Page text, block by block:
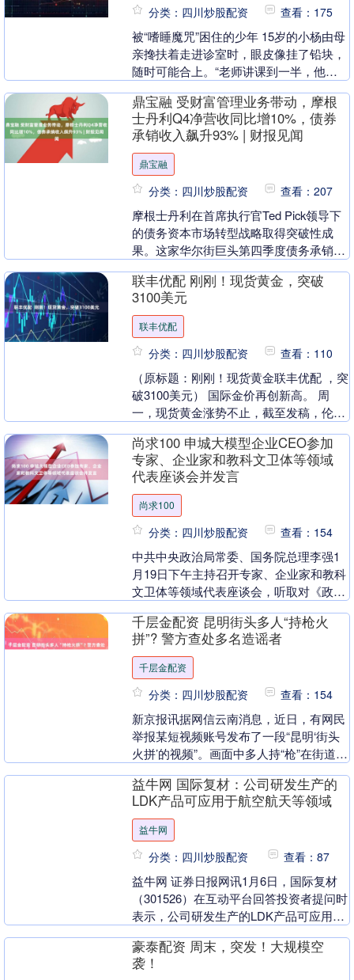
分类：四川炒股配资 查看：175
被“嗜睡魔咒”困住的少年 15岁的小杨由母
亲搀扶着走进诊室时，眼皮像挂了铅块，
随时可能合上。“老师讲课到一半，他突
就打起呼噜....
鼎宝融 受财富管理业务带动，摩根
士丹利Q4净营收同比增10%，债券
承销收入飙升93% | 财报见闻
鼎宝融
分类：四川炒股配资 查看：207
摩根士丹利在首席执行官Ted Pick领导下
的债务资本市场转型战略取得突破性成
果。这家华尔街巨头第四季度债务承销收
业中....
联丰优配 刚刚！现货黄金，突破
3100美元
联丰优配
分类：四川炒股配资 查看：110
（原标题：刚刚！现货黄金联丰优配 ，突
破3100美元） 国际金价再创新高。 周
一，现货黄金涨势不止，截至发稿，伦敦
尚求100 申城大模型企业CEO参加
专家、企业家和教科文卫体等领域
代表座谈会并发言
尚求100
分类：四川炒股配资 查看：154
中共中央政治局常委、国务院总理李强1
月19日下午主持召开专家、企业家和教科
文卫体等领域代表座谈会，听取对《政府
案）》两个征求....
千层金配资 昆明街头多人“持枪火
拼”? 警方查处多名造谣者
千层金配资
分类：四川炒股配资 查看：154
新京报讯据网信云南消息，近日，有网民
举报某短视频账号发布了一段“昆明‘街头
火拼’的视频”。画面中多人持“枪”在街道、
大量关....
益牛网 国际复材：公司研发生产的
LDK产品可应用于航空航天等领域
益牛网
分类：四川炒股配资 查看：87
益牛网 证券日报网讯1月6日，国际复材
（301526）在互动平台回答投资者提问时
表示，公司研发生产的LDK产品可应用于
未....
豪泰配资 周末，突发！大规模空
袭！